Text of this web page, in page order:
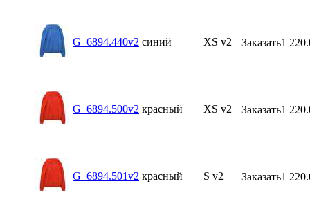
G_6894.440v2 синий XS v2 Заказать1
G_6894.500v2 красный XS v2 Заказать1
G_6894.501v2 красный S v2 Заказать1